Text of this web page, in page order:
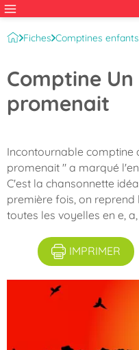
Fiches Comptines enfants
Comptine
promenait
Incontournable comptine
promenait " a marqué
C'est la chansonnette
première fois, on
toutes les voyelles en e, a,
IMPRIMER